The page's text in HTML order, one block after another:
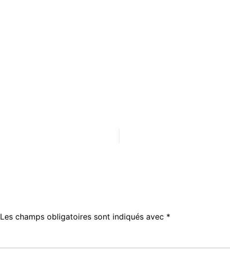
Les champs obligatoires sont indiqués avec *